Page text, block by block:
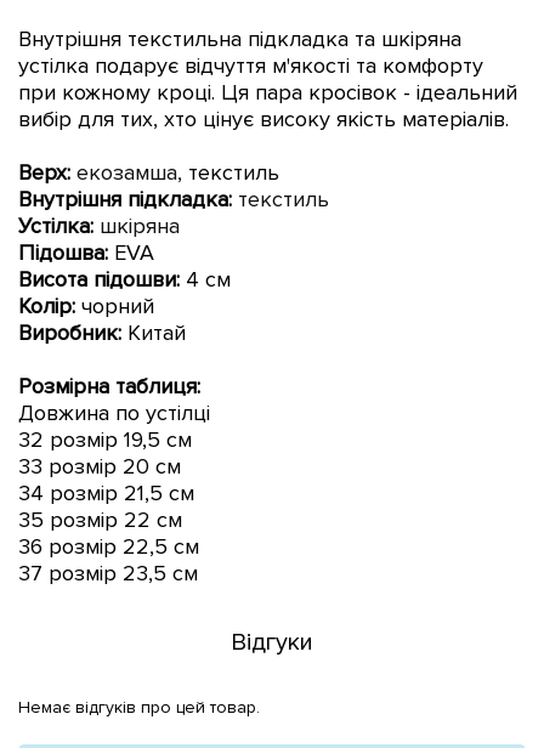
Внутрішня текстильна підкладка та шкіряна
устілка подарує відчуття м'якості та комфорту
при кожному кроці. Ця пара кросівок - ідеальний
вибір для тих, хто цінує високу якість матеріалів.
Верх: екозамша, текстиль
Внутрішня підкладка: текстиль
Устілка: шкіряна
Підошва: EVA
Висота підошви: 4 см
Колір: чорний
Виробник: Китай
Розмірна таблиця:
Довжина по устілці
32 розмір 19,5 см
33 розмір 20 см
34 розмір 21,5 см
35 розмір 22 см
36 розмір 22,5 см
37 розмір 23,5 см
Відгуки
Немає відгуків про цей товар.